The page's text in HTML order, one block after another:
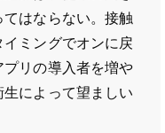
はならない。接触
ミングでオンに戻
リの導入者を増や
によって望ましい